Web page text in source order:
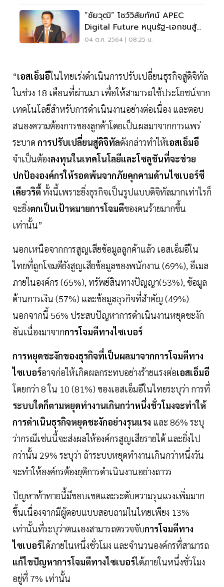
“ชัยวุฒิ” โชว์วิสัยทัศน์ APEC
Digital Future หนุนรัฐ-เอกชนสู้
ภัยไซเบอร์
04 ต.ค. 2564 | 08:25 น.
“เอสเอ็มอีในไทยเร่งดำเนินการปรับเปลี่ยนธุรกิจสู่ดิจิทัล
ในช่วง 18 เดือนที่ผ่านมา เพื่อให้สามารถใช้ประโยชน์จาก
เทคโนโลยีสำหรับการดำเนินงานอย่างต่อเนื่อง และตอบ
สนองความต้องการของลูกค้าโดยเป็นผลมาจากการแพร่
ระบาด การปรับเปลี่ยนสู่ดิจิทัลดังกล่าวทำให้เอสเอ็มอี
จำเป็นต้องลงทุนในเทคโนโลยีและโซลูชันที่จะช่วย
ปกป้ององค์กรให้รอดพ้นจากภัยคุกคามด้านไซเบอร์ซี
เคียวริตี้ ทั้งนี้เพราะยิ่งธุรกิจเป็นรูปแบบดิจิทัลมากเท่าไรก็
จะยิ่งตกเป็นเป้าหมายการโจมตีของคนร้ายมากขึ้น
เท่านั้น”
นอกเหนือจากการสูญเสียข้อมูลลูกค้าแล้ว เอสเอ็มอีใน
ไทยที่ถูกโจมตียังสูญเสียข้อมูลของพนักงาน (69%), อีเมล
ภายในองค์กร (65%), ทรัพย์สินทางปัญญา(53%), ข้อมูล
ด้านการเงิน (57%) และข้อมูลธุรกิจที่สำคัญ (49%)
นอกจากนี้ 56% ประสบปัญหาการดำเนินงานหยุดชะงัก
อันเนื่องมาจากการโจมตีทางไซเบอร์
การหยุดชะงักของธุรกิจที่เป็นผลมาจากการโจมตีทาง
ไซเบอร์อาจก่อให้เกิดผลกระทบอย่างร้ายแรงต่อเอสเอ็มอี
โดยกว่า 8 ใน 10 (81%) ของเอสเอ็มอีในไทยระบุว่า การที่
ระบบใดก็ตามหยุดทำงานเกินกว่าหนึ่งชั่วโมงจะทำให้
การดำเนินธุรกิจหยุดชะงักอย่างรุนแรง และ 86% ระบุ
ว่ากรณีเช่นนี้จะส่งผลให้องค์กรสูญเสียรายได้ และยิ่งไป
กว่านั้น 29% ระบุว่า ถ้าระบบหยุดทำงานเกินกว่าหนึ่งวัน
จะทำให้องค์กรต้องยุติการดำเนินงานอย่างถาวร
ปัญหาท้าทายนี้มีขอบเขตและระดับความรุนแรงเพิ่มมาก
ขึ้นเนื่องจากมีผู้ตอบแบบสอบถามในไทยเพียง 13%
เท่านั้นที่ระบุว่าตนเองสามารถตรวจจับการโจมตีทาง
ไซเบอร์ได้ภายในหนึ่งชั่วโมง และจำนวนองค์กรที่สามารถ
แก้ไขปัญหาการโจมตีทางไซเบอร์ได้ภายในหนึ่งชั่วโมง
อยู่ที่ 7% เท่านั้น